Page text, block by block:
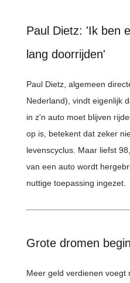
Paul Dietz: 'Ik ben
lang doorrijden'
Paul Dietz, algemeen
Nederland), vindt eigenlijk
in z'n auto moet blijven
op is, betekent dat zeker
levenscyclus. Maar liefst
van een auto wordt
nuttige toepassing ingezet.
Grote dromen
Meer geld verdienen voegt